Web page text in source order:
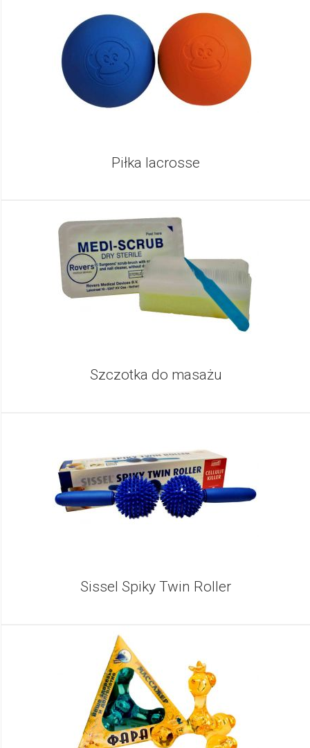
Piłka lacrosse
Szczotka do masażu
Sissel Spiky Twin Roller